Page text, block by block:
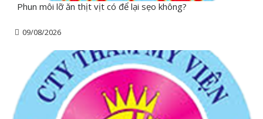
Phun môi lỡ ăn thịt vịt có để lại sẹo không?
09/08/2026